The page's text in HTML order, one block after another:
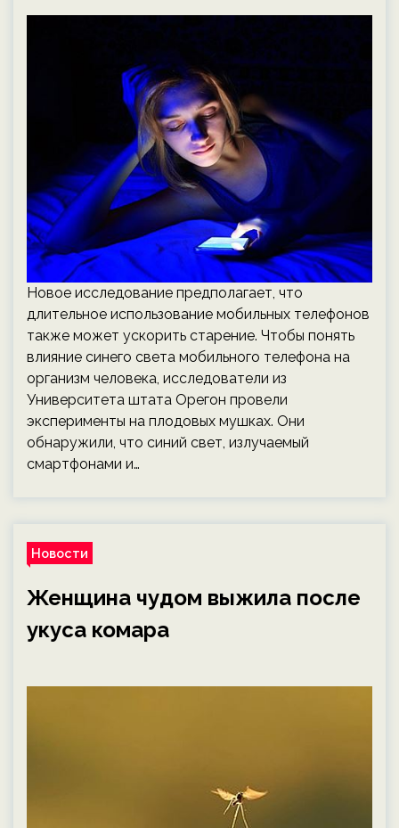
Новое исследование предполагает, что
длительное использование мобильных телефонов
также может ускорить старение. Чтобы понять
влияние синего света мобильного телефона на
организм человека, исследователи из
Университета штата Орегон провели
эксперименты на плодовых мушках. Они
обнаружили, что синий свет, излучаемый
смартфонами и…
Новости
Женщина чудом выжила после
укуса комара